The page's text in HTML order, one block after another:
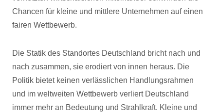
Chancen für kleine und mittlere Unternehmen auf einen
fairen Wettbewerb.
Die Statik des Standortes Deutschland bricht nach und
nach zusammen, sie erodiert von innen heraus. Die
Politik bietet keinen verlässlichen Handlungsrahmen
und im weltweiten Wettbewerb verliert Deutschland
immer mehr an Bedeutung und Strahlkraft. Kleine und